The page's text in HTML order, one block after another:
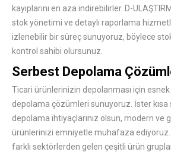
kayıplarını en aza indirebilirler. D-
stok yönetimi ve detaylı raporlama
izlenebilir bir süreç sunuyoruz, böylece
kontrol sahibi olursunuz.
Serbest Depolama
Ticari ürünlerinizin depolanması için
depolama çözümleri sunuyoruz. İster
depolama ihtiyaçlarınız olsun, modern ve
ürünlerinizi emniyetle muhafaza ediyoruz.
farklı sektörlerden gelen çeşitli ürün